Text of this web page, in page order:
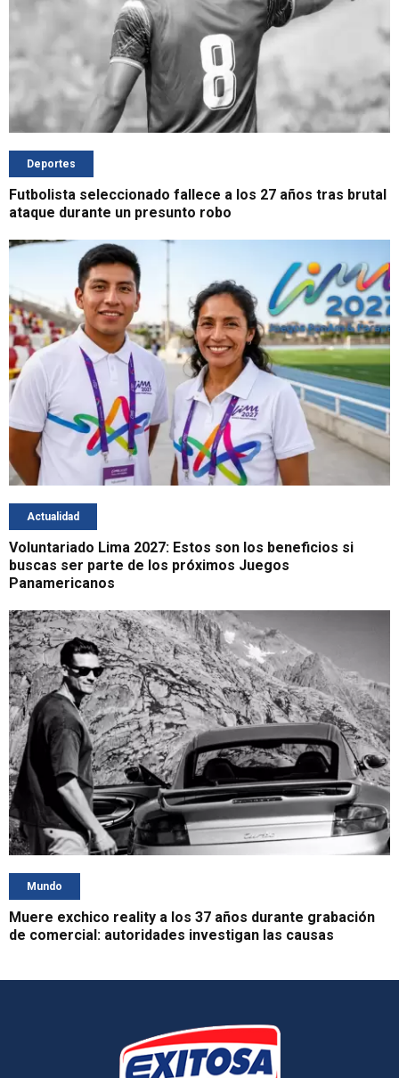
Deportes
Futbolista seleccionado fallece a los 27 años tras brutal
ataque durante un presunto robo
Actualidad
Voluntariado Lima 2027: Estos son los beneficios si
buscas ser parte de los próximos Juegos
Panamericanos
Mundo
Muere exchico reality a los 37 años durante grabación
de comercial: autoridades investigan las causas